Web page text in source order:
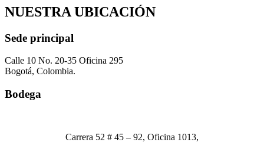
NUESTRA UBICACIÓN
Sede principal
Calle 10 No. 20-35 Oficina 295
Bogotá, Colombia.
Bodega
Carrera 52 # 45 – 92, Oficina 1013,